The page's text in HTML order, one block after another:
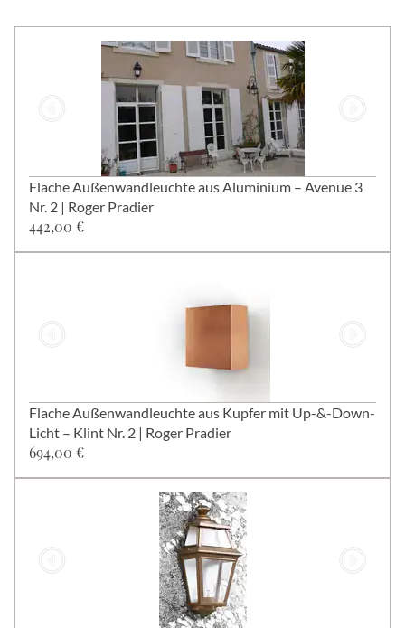
Flache Außenwandleuchte aus Aluminium – Avenue 3
Nr. 2 | Roger Pradier
442,00 €
Flache Außenwandleuchte aus Kupfer mit Up-&-Down-
Licht – Klint Nr. 2 | Roger Pradier
694,00 €